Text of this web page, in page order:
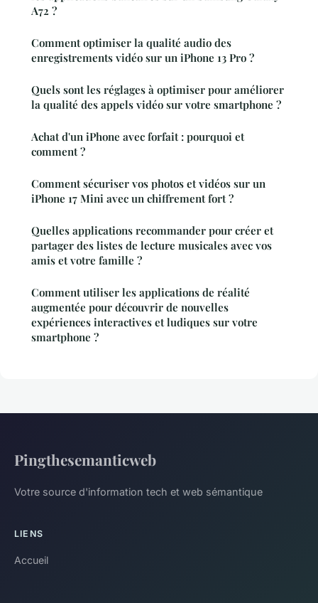
A72 ?
Comment optimiser la qualité audio des
enregistrements vidéo sur un iPhone 13 Pro ?
Quels sont les réglages à optimiser pour améliorer
la qualité des appels vidéo sur votre smartphone ?
Achat d'un iPhone avec forfait : pourquoi et
comment ?
Comment sécuriser vos photos et vidéos sur un
iPhone 17 Mini avec un chiffrement fort ?
Quelles applications recommander pour créer et
partager des listes de lecture musicales avec vos
amis et votre famille ?
Comment utiliser les applications de réalité
augmentée pour découvrir de nouvelles
expériences interactives et ludiques sur votre
smartphone ?
Pingthesemanticweb
Votre source d'information tech et web sémantique
LIENS
Accueil